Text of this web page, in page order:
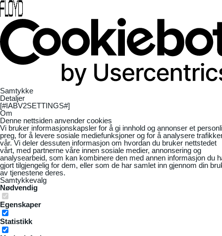
Samtykke
Detaljer
[#IABV2SETTINGS#]
Om
Denne nettsiden anvender cookies
Vi bruker informasjonskapsler for å gi innhold og annonser et
preg, for å levere sosiale mediefunksjoner og for å analysere
vår. Vi deler dessuten informasjon om hvordan du bruker nettstedet
vårt, med partnerne våre innen sosiale medier, annonsering og
analysearbeid, som kan kombinere den med annen informasjon du
gjort tilgjengelig for dem, eller som de har samlet inn gjennom din
av tjenestene deres.
Samtykkevalg
Nødvendig
Egenskaper
Statistikk